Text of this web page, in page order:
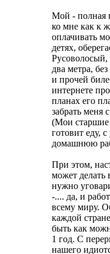
Мой - полная
ко мне как к
оплачивать
детях,
Русоволосый,
два метра,
и прочей
интернете
планах его
забрать меня
(Мои старшие
готовит еду,
домашнюю
При этом,
может делать
нужно
-.... да, и
всему миру.
каждой
быть как
1 год. С
нашего